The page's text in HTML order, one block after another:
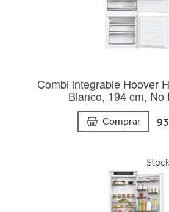
Combi integrable Hoover
Blanco, 194 cm, No
Comprar